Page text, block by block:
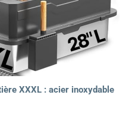
XXXL : acier inoxydable